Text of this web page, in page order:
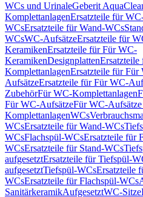
WCs und UrinaleGeberit
KomplettanlagenErsatzteile für
WCsErsatzteile für Wand-WCs
WCsWC-AufsätzeErsatzteile für
KeramikenErsatzteile für Für WC-
KeramikenDesignplattenErsatzteile
KomplettanlagenErsatzteile für Für
AufsätzeErsatzteile für Für WC-
ZubehörFür WC-Komplettanlagen
Für WC-AufsätzeFür WC-
KomplettanlagenWCs
WCsErsatzteile für Wand-WCs
WCsFlachspül-WCsErsatzteile für
WCsErsatzteile für Stand-WCs
aufgesetztErsatzteile für Tiefspül-
aufgesetztTiefspül-WCsErsatzteile
WCsErsatzteile für Flachspül-WCs
SanitärkeramikAufgesetztWC-Sitze